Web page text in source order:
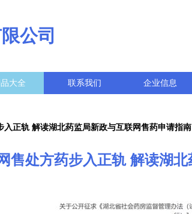
公司
大全 联系我们 企业信息
入正轨 解读湖北药监局新政与互联网售药申请指南
网售处方药步入正轨 解读湖